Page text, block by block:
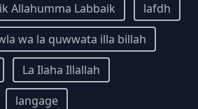
Allahumma Labbaik
lafdh
wa la quwwata illa billah
La Ilaha Illallah
langage